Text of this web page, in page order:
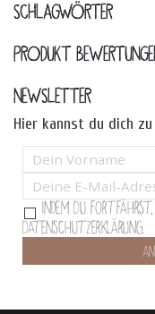
SCHLAGWÖRTER
PRODUKT
NEWSLETTER
Hier kannst du dich
Indem Du
Datenschutzerklärung.